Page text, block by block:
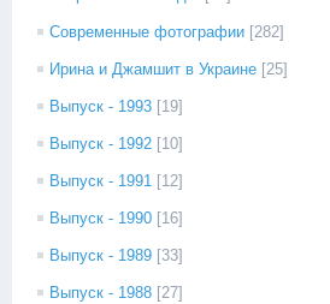
Современные фотографии [282]
Ирина и Джамшит в Украине [25]
Выпуск - 1993 [19]
Выпуск - 1992 [10]
Выпуск - 1991 [12]
Выпуск - 1990 [16]
Выпуск - 1989 [33]
Выпуск - 1988 [27]